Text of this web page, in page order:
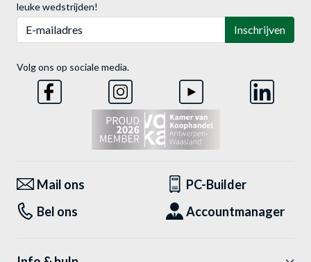
leuke wedstrijden!
Inschrijven
Volg ons op sociale media.
Mail ons
PC-Builder
Bel ons
Accountmanager